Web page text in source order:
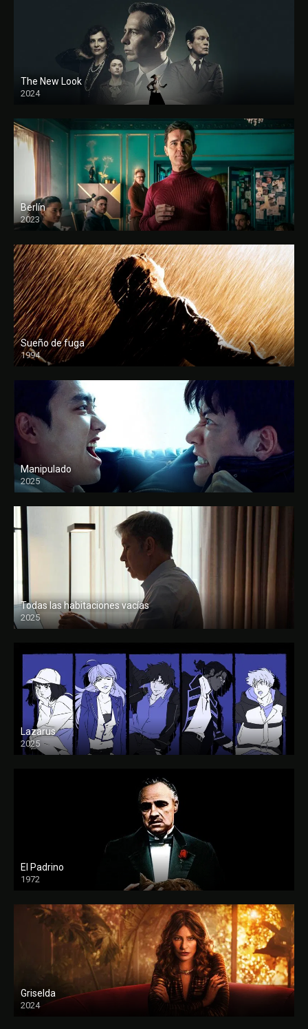
The New Look
2024
Berlín
2023
Sueño de fuga
1994
FULL HD
Manipulado
2025
Todas las habitaciones vacías
2025
FULL HD
Lazarus
2025
El Padrino
1972
FULL HD
Griselda
2024